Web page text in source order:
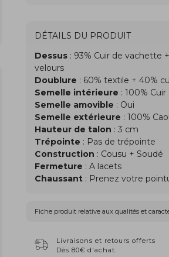
DÉTAILS DU PRODUIT
Dessus : 93% Cuir de vachette
velours
Doublure : 60% textile + 40%
Semelle intérieure : 100%
Semelle amovible : Oui
Semelle extérieure : 100%
Hauteur de talon : 3 cm
Trépointe : Pas de trépointe
Construction : Cousu + Soudé
Fermeture : A lacets
Chaussant : Prenez votre
Fiche produit relative aux qualités et
Livraisons et retours offerts
Dès 80€ d'achat.